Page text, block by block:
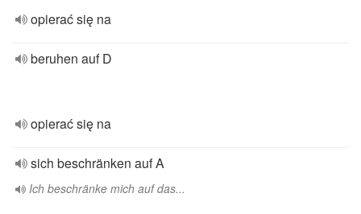
opierać się na
beruhen auf D
opierać się na
sich beschränken auf A
Ich beschränke mich auf das...